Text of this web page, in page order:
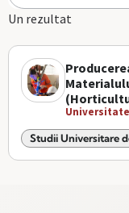
Un rezultat
Studii Universitare